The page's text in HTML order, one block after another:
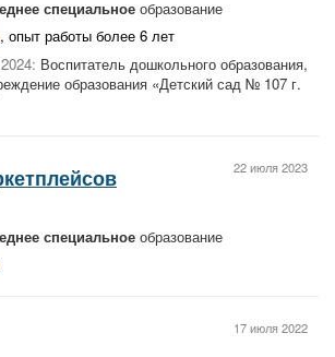
специальное образование
, опыт работы более 6 лет
Воспитатель дошкольного образования,
образования «Детский сад № 107 г.
22 июля 2023
специальное образование
17 июля 2022